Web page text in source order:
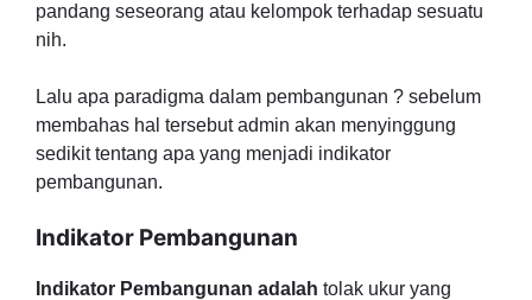
pandang seseorang atau kelompok terhadap sesuatu
nih.
Lalu apa paradigma dalam pembangunan ? sebelum
membahas hal tersebut admin akan menyinggung
sedikit tentang apa yang menjadi indikator
pembangunan.
Indikator Pembangunan
Indikator Pembangunan adalah tolak ukur yang